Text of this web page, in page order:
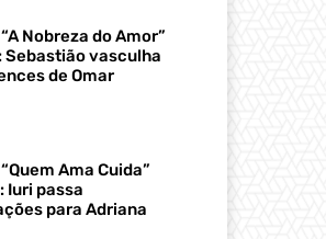
Nobreza do Amor”
Sebastião vasculha
de Omar
Ama Cuida”
Iuri passa
para Adriana